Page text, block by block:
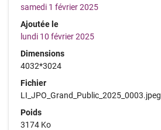
samedi 1 février 2025
Ajoutée le
lundi 10 février 2025
Dimensions
4032*3024
Fichier
LI_JPO_Grand_Public_2025_0003.jpeg
Poids
3174 Ko